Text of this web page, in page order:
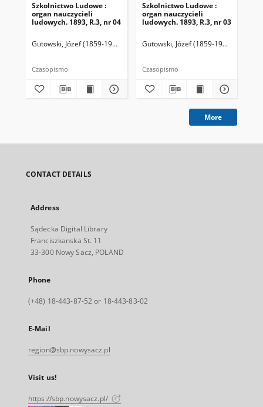
Szkolnictwo Ludowe :
organ nauczycieli
ludowych. 1893, R.3, nr 04
Gutowski, Józef (1859-1916). Redaktor
Czasopismo
Szkolnictwo Ludowe :
organ nauczycieli
ludowych. 1893, R.3, nr 03
Gutowski, Józef (1859-1916).
Czasopismo
More
CONTACT DETAILS
Address
Sądecka Digital Library
Franciszkanska St. 11
33-300 Nowy Sacz, POLAND
Phone
(+48) 18-443-87-52 or 18-443-83-02
E-Mail
region@sbp.nowysacz.pl
Visit us!
https://sbp.nowysacz.pl/